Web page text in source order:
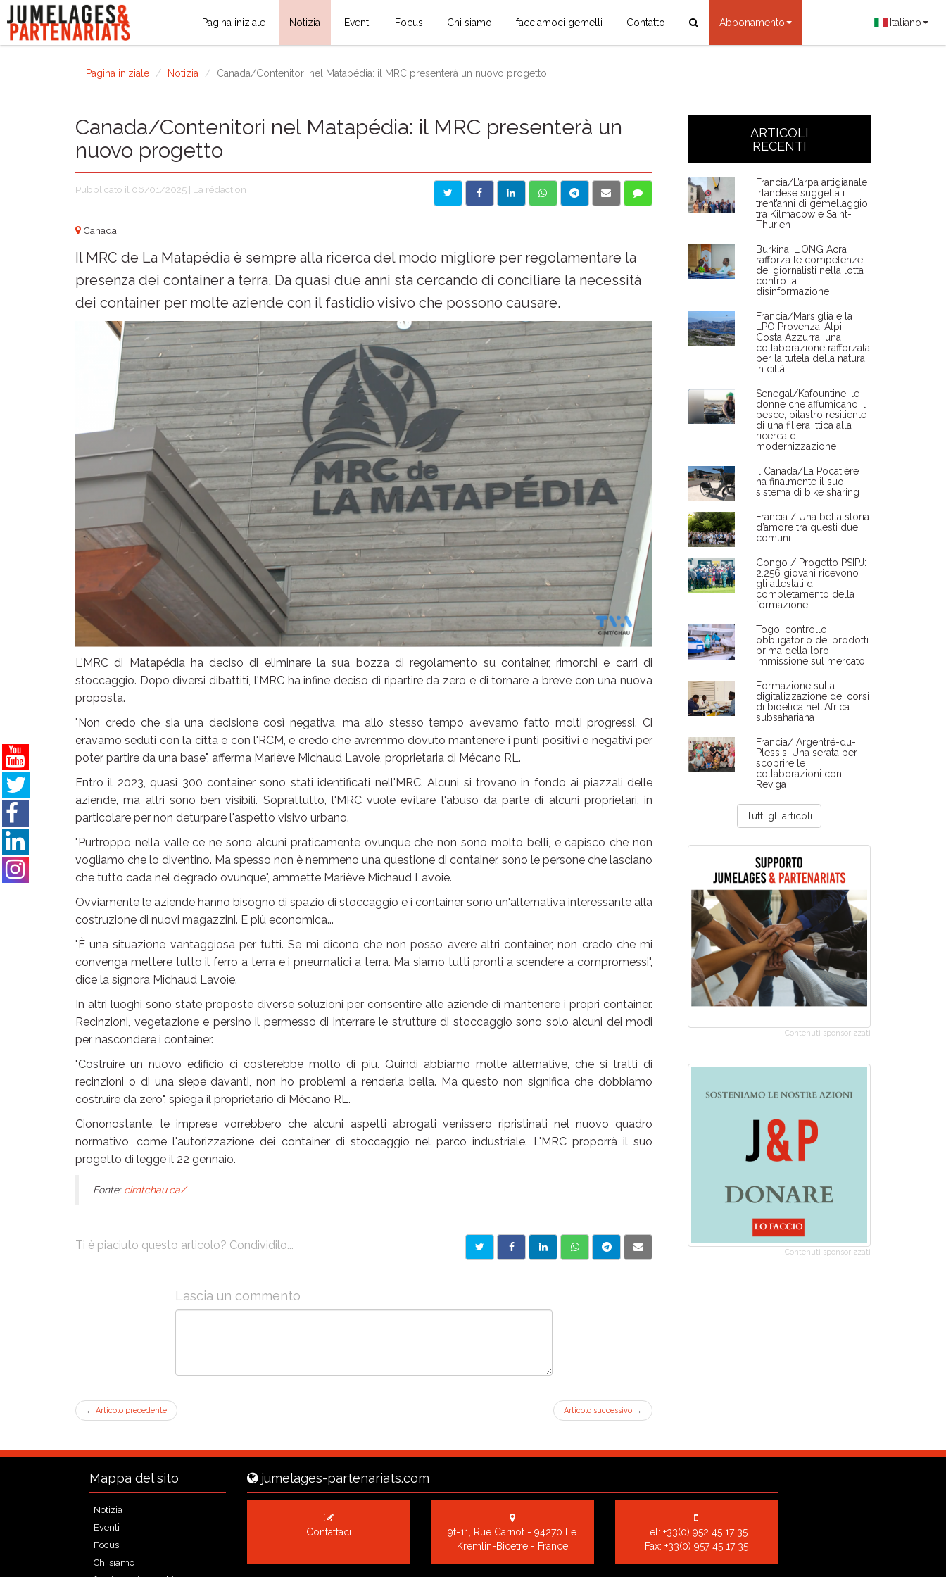
Pagina iniziale Notizia Eventi Focus Chi siamo facciamoci gemelli Contatto Abbonamento Italiano
Pagina iniziale Notizia Canada/Contenitori nel Matapédia: il MRC presenterà un nuovo progetto
Canada/Contenitori nel Matapédia: il MRC presenterà un
nuovo progetto
Pubblicato il 06/01/2025 | La rédaction
Canada
Il MRC de La Matapédia è sempre alla ricerca del modo migliore per regolamentare la
presenza dei container a terra. Da quasi due anni sta cercando di conciliare la necessità
dei container per molte aziende con il fastidio visivo che possono causare.
L'MRC di Matapédia ha deciso di eliminare la sua bozza di regolamento su container, rimorchi e carri di
stoccaggio. Dopo diversi dibattiti, l'MRC ha infine deciso di ripartire da zero e di tornare a breve con una nuova
proposta.
"Non credo che sia una decisione così negativa, ma allo stesso tempo avevamo fatto molti progressi. Ci
eravamo seduti con la città e con l'RCM, e credo che avremmo dovuto mantenere i punti positivi e negativi per
poter partire da una base", afferma Mariève Michaud Lavoie, proprietaria di Mécano RL.
Entro il 2023, quasi 300 container sono stati identificati nell'MRC. Alcuni si trovano in fondo ai piazzali delle
aziende, ma altri sono ben visibili. Soprattutto, l'MRC vuole evitare l'abuso da parte di alcuni proprietari, in
particolare per non deturpare l'aspetto visivo urbano.
"Purtroppo nella valle ce ne sono alcuni praticamente ovunque che non sono molto belli, e capisco che non
vogliamo che lo diventino. Ma spesso non è nemmeno una questione di container, sono le persone che lasciano
che tutto cada nel degrado ovunque", ammette Mariève Michaud Lavoie.
Ovviamente le aziende hanno bisogno di spazio di stoccaggio e i container sono un'alternativa interessante alla
costruzione di nuovi magazzini. E più economica...
"È una situazione vantaggiosa per tutti. Se mi dicono che non posso avere altri container, non credo che mi
convenga mettere tutto il ferro a terra e i pneumatici a terra. Ma siamo tutti pronti a scendere a compromessi",
dice la signora Michaud Lavoie.
In altri luoghi sono state proposte diverse soluzioni per consentire alle aziende di mantenere i propri container.
Recinzioni, vegetazione e persino il permesso di interrare le strutture di stoccaggio sono solo alcuni dei modi
per nascondere i container.
"Costruire un nuovo edificio ci costerebbe molto di più. Quindi abbiamo molte alternative, che si tratti di
recinzioni o di una siepe davanti, non ho problemi a renderla bella. Ma questo non significa che dobbiamo
costruire da zero", spiega il proprietario di Mécano RL.
Ciononostante, le imprese vorrebbero che alcuni aspetti abrogati venissero ripristinati nel nuovo quadro
normativo, come l'autorizzazione dei container di stoccaggio nel parco industriale. L'MRC proporrà il suo
progetto di legge il 22 gennaio.
Fonte: cimtchau.ca/
Ti è piaciuto questo articolo? Condividilo...
Lascia un commento
← Articolo precedente Articolo successivo →
ARTICOLI
RECENTI
Francia/L’arpa artigianale
irlandese suggella i
trent’anni di gemellaggio
tra Kilmacow e Saint-
Thurien
Burkina: L'ONG Acra
rafforza le competenze
dei giornalisti nella lotta
contro la
disinformazione
Francia/Marsiglia e la
LPO Provenza-Alpi-
Costa Azzurra: una
collaborazione rafforzata
per la tutela della natura
in città
Senegal/Kafountine: le
donne che affumicano il
pesce, pilastro resiliente
di una filiera ittica alla
ricerca di
modernizzazione
Il Canada/La Pocatière
ha finalmente il suo
sistema di bike sharing
Francia / Una bella storia
d’amore tra questi due
comuni
Congo / Progetto PSIPJ:
2.256 giovani ricevono
gli attestati di
completamento della
formazione
Togo: controllo
obbligatorio dei prodotti
prima della loro
immissione sul mercato
Formazione sulla
digitalizzazione dei corsi
di bioetica nell'Africa
subsahariana
Francia/ Argentré-du-
Plessis. Una serata per
scoprire le
collaborazioni con
Reviga
Tutti gli articoli
Contenuti sponsorizzati
Contenuti sponsorizzati
Mappa del sito
Notizia
Eventi
Focus
Chi siamo
jumelages-partenariats.com
Contattaci
9t-11, Rue Carnot - 94270 Le
Kremlin-Bicetre - France
Tel:+33(0) 952 45 17 35
Fax: +33(0) 957 45 17 35